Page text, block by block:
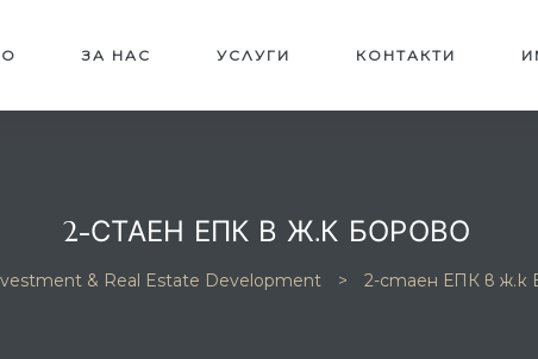
ЗА НАС УСЛУГИ КОНТАКТИ
2-СТАЕН ЕПК В Ж.К БОРОВО
& Real Estate Development > 2-стаен ЕПК в ж.к